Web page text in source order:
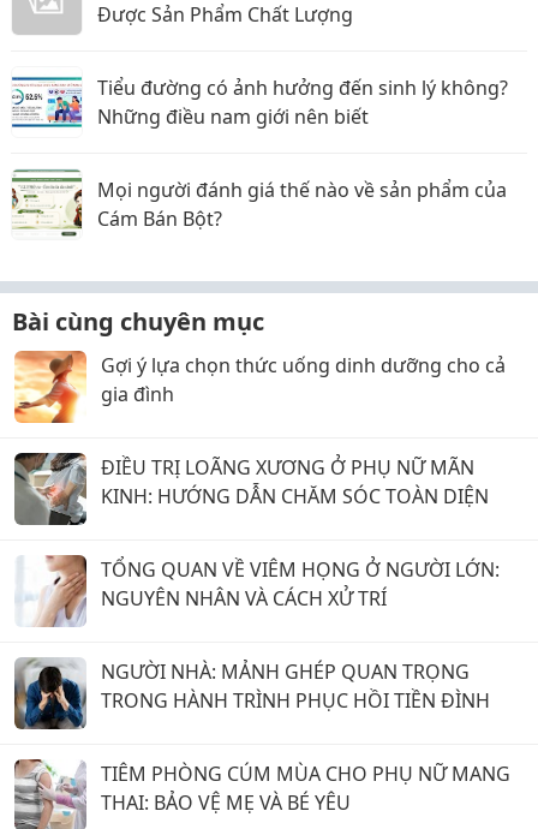
Được Sản Phẩm Chất Lượng
Tiểu đường có ảnh hưởng đến sinh lý không?
Những điều nam giới nên biết
Mọi người đánh giá thế nào về sản phẩm của
Cám Bán Bột?
Bài cùng chuyên mục
Gợi ý lựa chọn thức uống dinh dưỡng cho cả
gia đình
ĐIỀU TRỊ LOÃNG XƯƠNG Ở PHỤ NỮ MÃN
KINH: HƯỚNG DẪN CHĂM SÓC TOÀN DIỆN
TỔNG QUAN VỀ VIÊM HỌNG Ở NGƯỜI LỚN:
NGUYÊN NHÂN VÀ CÁCH XỬ TRÍ
NGƯỜI NHÀ: MẢNH GHÉP QUAN TRỌNG
TRONG HÀNH TRÌNH PHỤC HỒI TIỀN ĐÌNH
TIÊM PHÒNG CÚM MÙA CHO PHỤ NỮ MANG
THAI: BẢO VỆ MẸ VÀ BÉ YÊU